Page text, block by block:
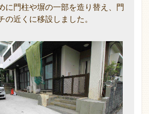
に門柱や塀の一部を造り替え、門
の近くに移設しました。